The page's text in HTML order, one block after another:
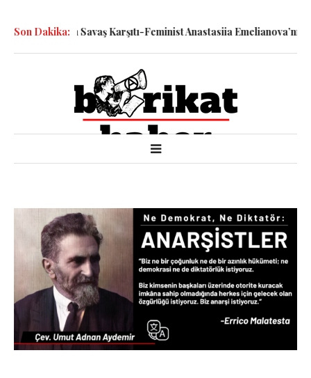
Son Dakika:Savaş Karşıtı-Feminist Anastasiia Emelianova’nın